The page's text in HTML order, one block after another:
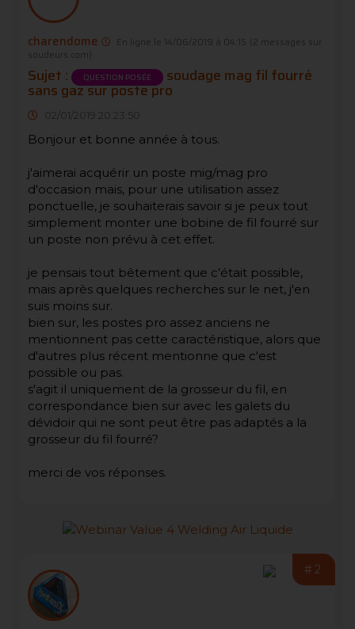
charendome En ligne le 14/06/2019 à 04:15
(2 messages sur
soudeurs.com)
Sujet : QUESTION POSÉE soudage mag fil fourré
sans gaz sur poste pro
02/01/2019 20:23:50
Bonjour et bonne année à tous.
j'aimerai acquérir un poste mig/mag pro
d'occasion mais, pour une utilisation assez
ponctuelle, je souhaiterais savoir si je peux tout
simplement monter une bobine de fil fourré sur
un poste non prévu à cet effet.
je pensais tout bêtement que c’était possible,
mais après quelques recherches sur le net, j'en
suis moins sur.
bien sur, les postes pro assez anciens ne
mentionnent pas cette caractéristique, alors que
d'autres plus récent mentionne que c'est
possible ou pas.
s'agit il uniquement de la grosseur du fil, en
correspondance bien sur avec les galets du
dévidoir qui ne sont peut être pas adaptés a la
grosseur du fil fourré?
merci de vos réponses.
#2